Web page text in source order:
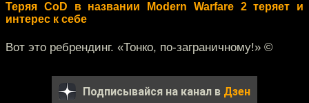
Теряя CoD в названии Modern Warfare 2 теряет и
интерес к себе
Вот это ребрендинг. «Тонко, по-заграничному!» ©
Подписывайся на канал в Дзен